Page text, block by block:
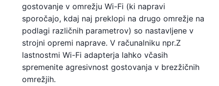
gostovanje v omrežju Wi-Fi (ki napravi
sporočajo, kdaj naj preklopi na drugo omrežje na
podlagi različnih parametrov) so nastavljene v
strojni opremi naprave. V računalniku npr.Z
lastnostmi Wi-Fi adapterja lahko včasih
spremenite agresivnost gostovanja v brezžičnih
omrežjih.